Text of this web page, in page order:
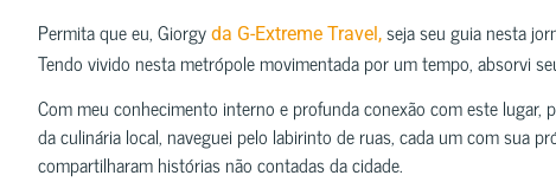
Permita que eu, Giorgy da G-Extreme Travel, seja seu guia nesta
Tendo vivido nesta metrópole movimentada por um tempo, absorvi
Com meu conhecimento interno e profunda conexão com este
da culinária local, naveguei pelo labirinto de ruas, cada um com sua
compartilharam histórias não contadas da cidade.